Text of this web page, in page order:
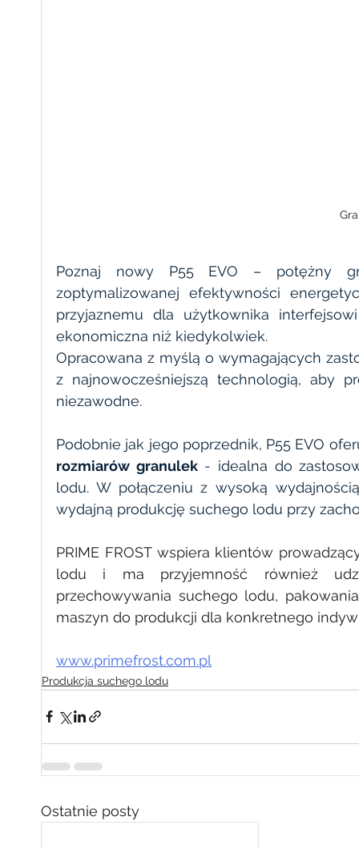
Poznaj nowy P55 EVO – potężny
zoptymalizowanej efektywności
przyjaznemu dla użytkownika
ekonomiczna niż kiedykolwiek.
Opracowana z myślą o wymagających
z najnowocześniejszą technologią, aby
niezawodne.
Podobnie jak jego poprzednik, P55 EVO
rozmiarów granulek - idealna do
lodu. W połączeniu z wysoką
wydajną produkcję suchego lodu przy
PRIME FROST wspiera klientów
lodu i ma przyjemność również
przechowywania suchego lodu,
maszyn do produkcji dla konkretnego
www.primefrost.com.pl
Produkcja suchego lodu
Ostatnie posty